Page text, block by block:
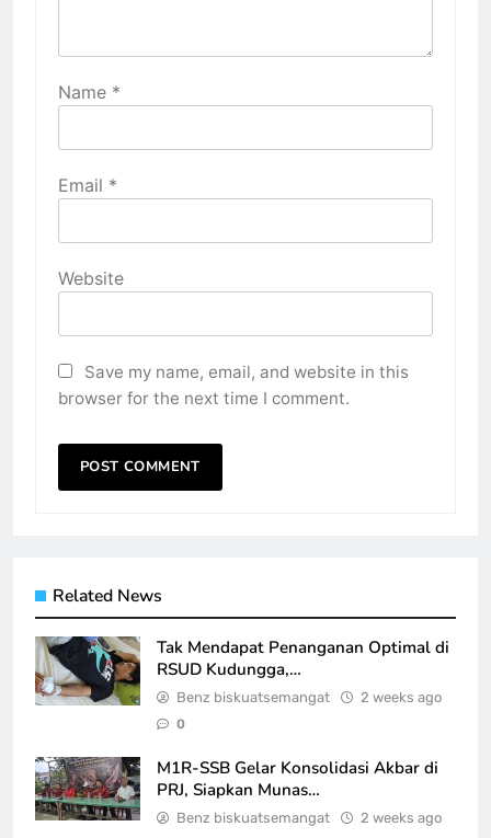
Name *
Email *
Website
Save my name, email, and website in this
browser for the next time I comment.
Related News
Tak Mendapat Penanganan Optimal di
RSUD Kudungga,…
Benz biskuatsemangat 2 weeks ago
0
M1R-SSB Gelar Konsolidasi Akbar di
PRJ, Siapkan Munas…
Benz biskuatsemangat 2 weeks ago